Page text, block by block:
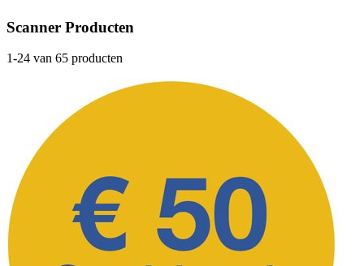
Scanner Producten
1-24 van 65 producten